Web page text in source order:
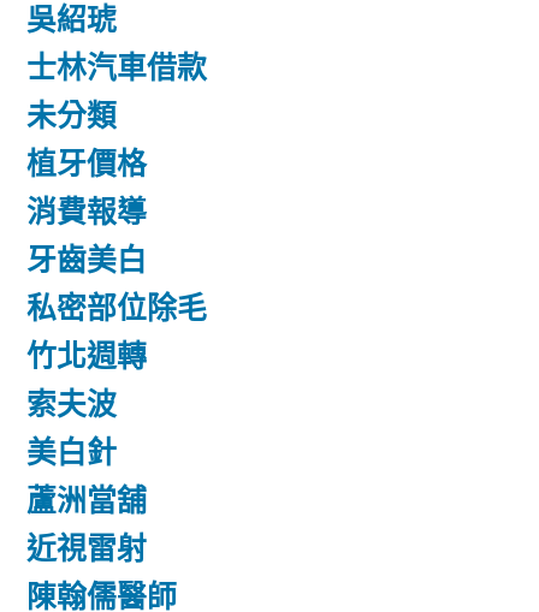
吳紹琥
士林汽車借款
未分類
植牙價格
消費報導
牙齒美白
私密部位除毛
竹北週轉
索夫波
美白針
蘆洲當舖
近視雷射
陳翰儒醫師